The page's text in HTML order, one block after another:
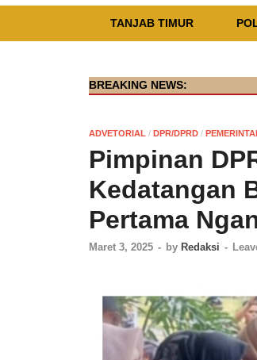
TANJAB TIMUR
BREAKING NEWS:
ADVETORIAL / DPR/DPRD /
Pimpinan
Kedatangan
Pertama
Maret 3, 2025 - by Redaksi -